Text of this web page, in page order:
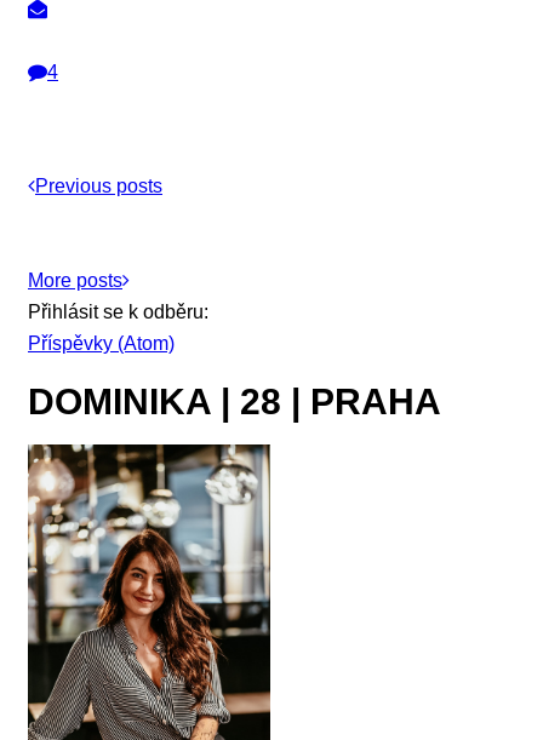
4
Previous posts
More posts
Přihlásit se k odběru:
Příspěvky (Atom)
DOMINIKA | 28 | PRAHA